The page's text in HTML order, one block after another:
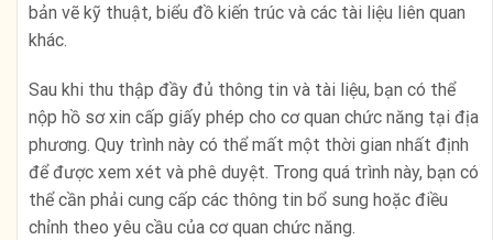
bản vẽ kỹ thuật, biểu đồ kiến ​​trúc và các tài liệu liên quan
khác.
Sau khi thu thập đầy đủ thông tin và tài liệu, bạn có thể
nộp hồ sơ xin cấp giấy phép cho cơ quan chức năng tại địa
phương. Quy trình này có thể mất một thời gian nhất định
để được xem xét và phê duyệt. Trong quá trình này, bạn có
thể cần phải cung cấp các thông tin bổ sung hoặc điều
chỉnh theo yêu cầu của cơ quan chức năng.